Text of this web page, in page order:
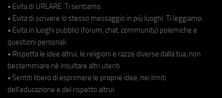
• Evita di URLARE. Ti sentiamo.
• Evita di scrivere lo stesso messaggio in più luoghi. Ti leggiamo.
• Evita in luoghi pubblici (forum, chat, community) polemiche e
questioni personali.
• Rispetta le idee altrui, le religioni e razze diverse dalla tua, non
bestemmiare né insultare altri utenti.
• Sentiti libero di esprimere le proprie idee, nei limiti
dell'educazione e del rispetto altrui.